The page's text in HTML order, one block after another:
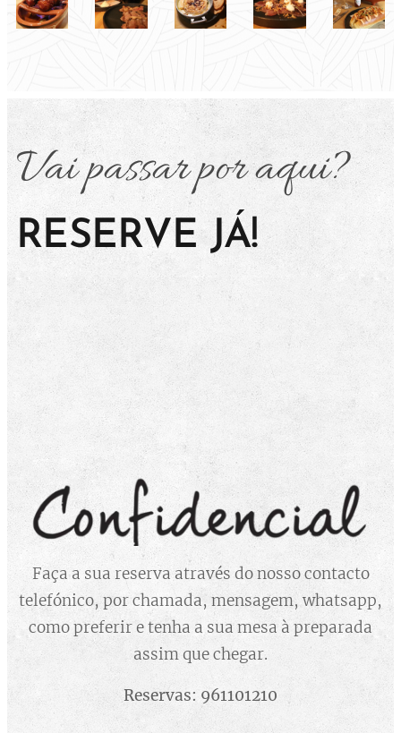
Vai passar por aqui?
RESERVE JÁ!
Faça a sua reserva através do nosso contacto
telefónico, por chamada, mensagem, whatsapp,
como preferir e tenha a sua mesa à preparada
assim que chegar.
Reservas: 961101210